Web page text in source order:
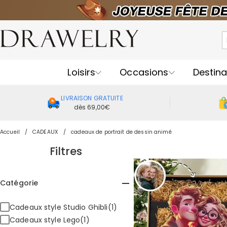
Loisirs Occasions
LIVRAISON GRATUITE
dès 69,00€
Accueil CADEAUX cadeaux de portrait de dessin animé
Filtres
Catégorie
Cadeaux style Studio Ghibli(1)
Cadeaux style Lego(1)